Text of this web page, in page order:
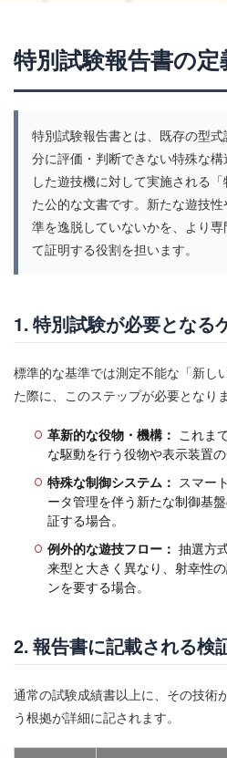
都市伝説
配置設計 金
釘シメ
釘テンプレート
鍵シリンダー
閉店チェック
開閉ユニット
防塵構造
防犯設計
防錆処理 防
隠れ演出
集団稼働
電チュー拾い率
電動ユニット
電動化
電圧降下
電子ロック
電波干渉説
電波法 電
電源ライン
電磁ソレノイド
電装冷却
電装制御 電
電装技術
電装構造 電
電装配線
静音化
非営業用遊技機
音声ROM
音響補正
音響設計 順
風俗営業許可
風営法
風営法改正
風営法第23条
風営法違反
風読み
風車逃げ
養分 駅前店
特別試験報告書の
特別試験報告書とは、既存の型
分に評価・判断できない特殊な
した遊技機に対して実施される
た公的な文書です。新たな遊技
準を逸脱していないかを、より
て証明する役割を担います。
1. 特別試験が必要となる
標準的な基準では測定不能な「新し
た際に、このステップが必要となりま
革新的な役物・機構： これま
な駆動を行う役物や表示装置
特殊な制御システム： スマー
ータ管理を伴う新たな制御基
証する場合。
例外的な遊技フロー： 抽選方
来型と大きく異なり、射幸性
ンを要する場合。
2. 報告書に記載される検
通常の試験成績書以上に、その技術
う根拠が詳細に記されます。